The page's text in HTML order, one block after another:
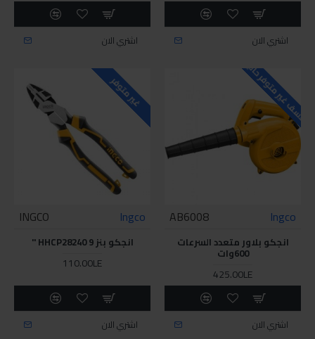
اشتري الان اشتري الان
للاسف غير متوفر حاليا
Ingco
AB6008
انجكو بلاور متعدد السرعات
600وات
425.00LE
اشتري الان
غير متوفر
Ingco
INGCO
انجكو بنز HHCP28240 9 "
110.00LE
اشتري الان